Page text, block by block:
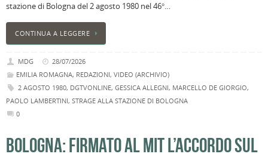
stazione di Bologna del 2 agosto 1980 nel 46°…
CONTINUA A LEGGERE
MDG
28/07/2026
EMILIA ROMAGNA, REDAZIONI, VIDEO (ARCHIVIO)
2 AGOSTO 1980, DGTVONLINE, GESSICA ALLEGNI, MARCELLO DE GIORGIO,
PAOLO LAMBERTINI, STRAGE ALLA STAZIONE DI BOLOGNA
0
BOLOGNA: FIRMATO AL MIT L’ACCORDO SUL